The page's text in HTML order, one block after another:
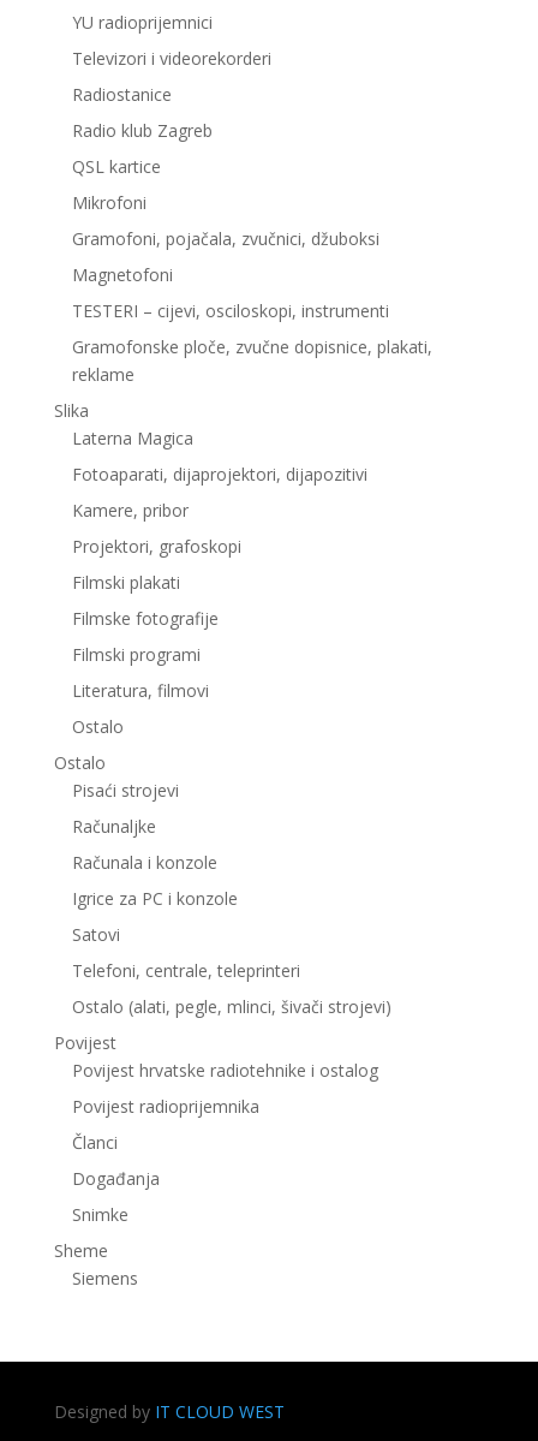
YU radioprijemnici
Televizori i videorekorderi
Radiostanice
Radio klub Zagreb
QSL kartice
Mikrofoni
Gramofoni, pojačala, zvučnici, džuboksi
Magnetofoni
TESTERI – cijevi, osciloskopi, instrumenti
Gramofonske ploče, zvučne dopisnice, plakati,
reklame
Slika
Laterna Magica
Fotoaparati, dijaprojektori, dijapozitivi
Kamere, pribor
Projektori, grafoskopi
Filmski plakati
Filmske fotografije
Filmski programi
Literatura, filmovi
Ostalo
Ostalo
Pisaći strojevi
Računaljke
Računala i konzole
Igrice za PC i konzole
Satovi
Telefoni, centrale, teleprinteri
Ostalo (alati, pegle, mlinci, šivači strojevi)
Povijest
Povijest hrvatske radiotehnike i ostalog
Povijest radioprijemnika
Članci
Događanja
Snimke
Sheme
Siemens
Designed by IT CLOUD WEST